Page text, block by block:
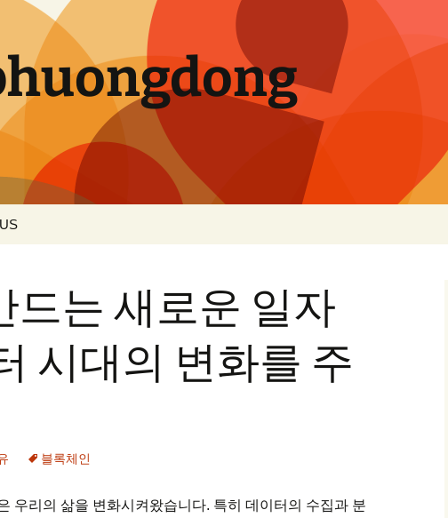
드는 새로운 일자
시대의 변화를 주
블록체인
우리의 삶을 변화시켜왔습니다. 특히 데이터의 수집과 분